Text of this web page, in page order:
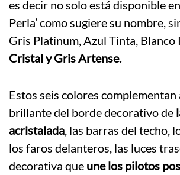
es decir no solo está disponible
Perla’ como sugiere su nombre,
Gris Platinum, Azul Tinta, Blanco
Cristal y Gris Artense.
Estos seis colores complementan
brillante del borde decorativo de
acristalada, las barras del techo,
los faros delanteros, las luces
decorativa que une los pilotos